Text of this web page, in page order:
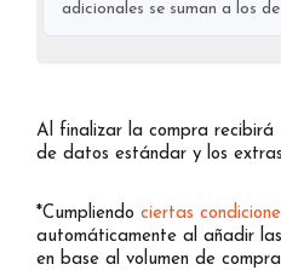
adicionales se suman a los
Al finalizar la compra recibirá
de datos estándar y los
*Cumpliendo ciertas
automáticamente al añadir
en base al volumen de